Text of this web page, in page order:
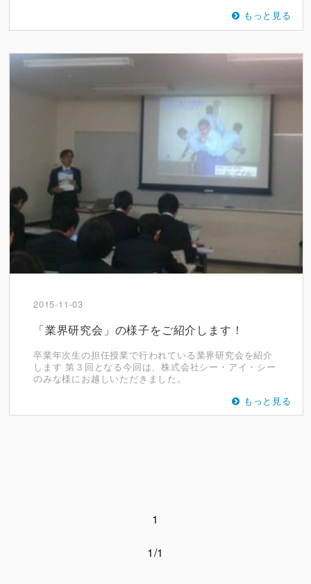
もっと見る
2015-11-03
「業界研究会」の様子をご紹介します！
卒業年次生の担任授業で行われている業界研究会を紹介
します 第３回となる今回は、株式会社シー・アイ・シー
のみな様にお越しいただきました。
もっと見る
1
1/1